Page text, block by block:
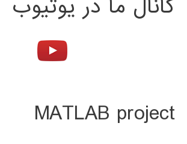
کانال ما در یوتیوب
MATLAB project